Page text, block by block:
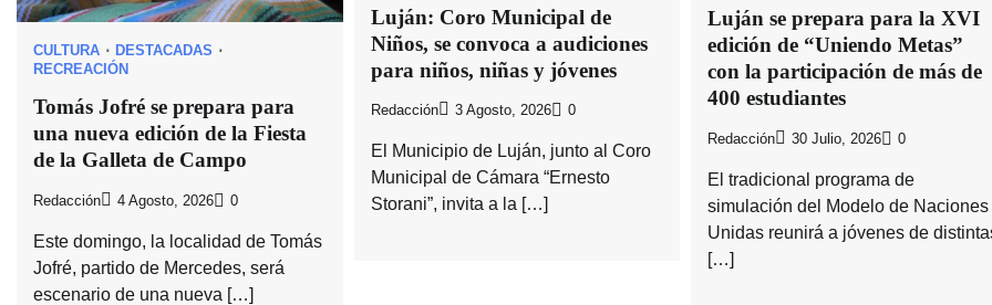
CULTURA
DESTACADAS
RECREACIÓN
Tomás Jofré se prepara para
una nueva edición de la Fiesta
de la Galleta de Campo
Redacción 4 Agosto, 2026 0
Este domingo, la localidad de Tomás
Jofré, partido de Mercedes, será
escenario de una nueva […]
Luján: Coro Municipal de
Niños, se convoca a audiciones
para niños, niñas y jóvenes
Redacción 3 Agosto, 2026 0
El Municipio de Luján, junto al Coro
Municipal de Cámara “Ernesto
Storani”, invita a la […]
Luján se prepara para la XVI
edición de “Uniendo Metas”
con la participación de más de
400 estudiantes
Redacción 30 Julio, 2026 0
El tradicional programa de
simulación del Modelo de Naciones
Unidas reunirá a jóvenes de
[…]